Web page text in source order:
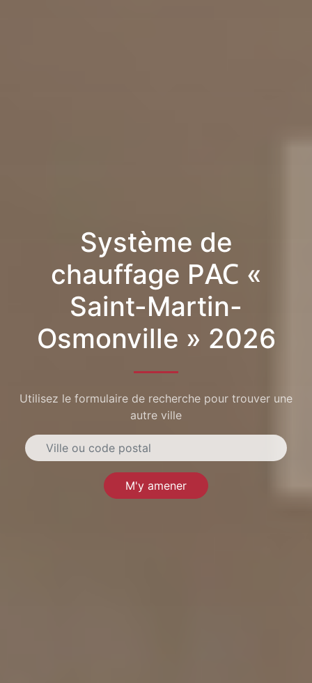
Système de
chauffage PAC «
Saint-Martin-
Osmonville » 2026
Utilisez le formulaire de recherche pour trouver une
autre ville
M'y amener